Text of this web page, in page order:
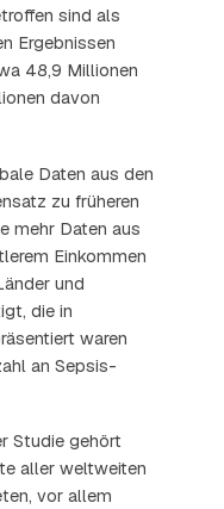
sind als
Ergebnissen
48,9 Millionen
davon
Daten aus den
zu früheren
mehr Daten aus
Einkommen
und
die in
waren
an Sepsis-
Studie gehört
aller weltweiten
vor allem